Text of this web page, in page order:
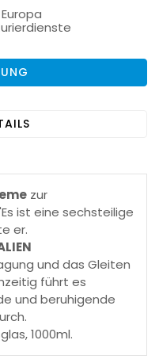
zur
ist eine sechsteilige
er.
und das Gleiten
führt es
und beruhigende
1000ml.